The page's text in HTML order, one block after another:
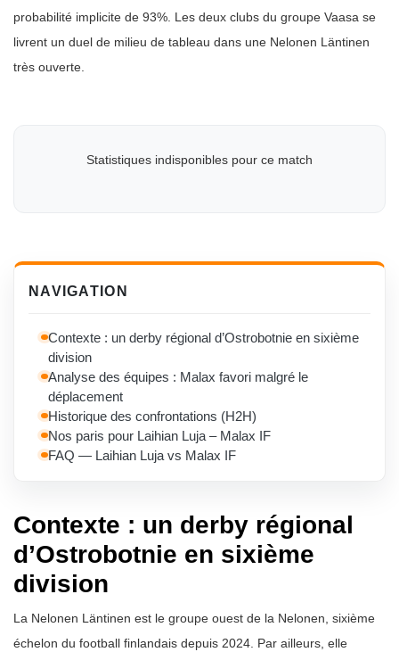
probabilité implicite de 93%. Les deux clubs du groupe Vaasa se
livrent un duel de milieu de tableau dans une Nelonen Läntinen
très ouverte.
Statistiques indisponibles pour ce match
NAVIGATION
Contexte : un derby régional d’Ostrobotnie en sixième
division
Analyse des équipes : Malax favori malgré le
déplacement
Historique des confrontations (H2H)
Nos paris pour Laihian Luja – Malax IF
FAQ — Laihian Luja vs Malax IF
Contexte : un derby régional
d’Ostrobotnie en sixième
division
La Nelonen Läntinen est le groupe ouest de la Nelonen, sixième
échelon du football finlandais depuis 2024. Par ailleurs, elle